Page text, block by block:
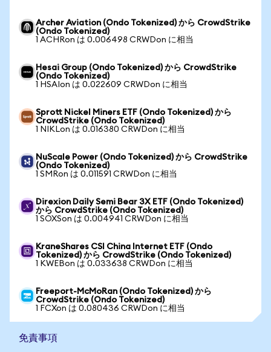
Archer Aviation (Ondo Tokenized) から CrowdStrike
(Ondo Tokenized)
1 ACHRon は 0.006498 CRWDon に相当
Hesai Group (Ondo Tokenized) から CrowdStrike
(Ondo Tokenized)
1 HSAIon は 0.022609 CRWDon に相当
Sprott Nickel Miners ETF (Ondo Tokenized) から
CrowdStrike (Ondo Tokenized)
1 NIKLon は 0.016380 CRWDon に相当
NuScale Power (Ondo Tokenized) から CrowdStrike
(Ondo Tokenized)
1 SMRon は 0.011591 CRWDon に相当
Direxion Daily Semi Bear 3X ETF (Ondo Tokenized)
から CrowdStrike (Ondo Tokenized)
1 SOXSon は 0.004941 CRWDon に相当
KraneShares CSI China Internet ETF (Ondo
Tokenized) から CrowdStrike (Ondo Tokenized)
1 KWEBon は 0.033638 CRWDon に相当
Freeport-McMoRan (Ondo Tokenized) から
CrowdStrike (Ondo Tokenized)
1 FCXon は 0.080436 CRWDon に相当
免責事項